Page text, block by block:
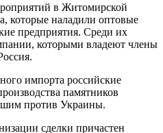
в Житомирской
которые наладили оптовые
предприятия. Среди их
которыми владеют члены
импорта российские
памятников
против Украины.
сделки причастен